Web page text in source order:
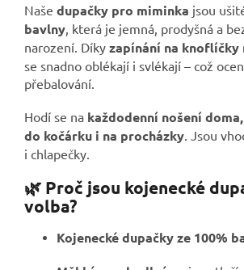
Naše dupačky pro miminka jsou
bavlny , která je jemná, prodyšná a
narození. Díky zapínání na knoflíčky
se snadno oblékají i svlékají – což
přebalování.
Hodí se na každodenní nošení
do kočárku i na procházky . Jsou
i chlapečky.
🌿 Proč jsou kojenecké
volba?
Kojenecké dupačky ze 100%